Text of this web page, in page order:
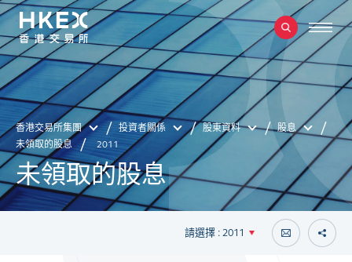
香港交易所集團 投資者關係 股東資料
股息
未領取的股息
2011
未領取的股息
請選擇 : 2011